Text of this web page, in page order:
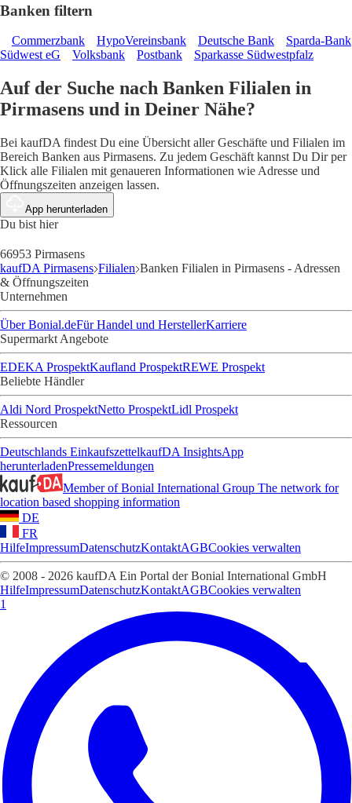
Banken filtern
Commerzbank HypoVereinsbank Deutsche Bank
Sparda-Bank
Südwest eG
Volksbank Postbank Sparkasse Südwestpfalz
Auf der Suche nach Banken Filialen in
Pirmasens und in Deiner Nähe?
Bei kaufDA findest Du eine Übersicht aller Geschäfte und Filialen im
Bereich Banken aus Pirmasens. Zu jedem Geschäft kannst Du Dir per
Klick alle Filialen mit genaueren Informationen wie Adresse und
Öffnungszeiten anzeigen lassen.
App herunterladen
Du bist hier
66953 Pirmasens
kaufDA Pirmasens Filialen Banken Filialen in Pirmasens - Adressen
& Öffnungszeiten
Unternehmen
Über Bonial.deFür Handel und HerstellerKarriere
Supermarkt Angebote
EDEKA ProspektKaufland ProspektREWE Prospekt
Beliebte Händler
Aldi Nord ProspektNetto ProspektLidl Prospekt
Ressourcen
Deutschlands EinkaufszettelkaufDA InsightsApp
herunterladenPressemeldungen
Member of Bonial International Group The network for
location based shopping information
DE
FR
HilfeImpressumDatenschutzKontaktAGBCookies verwalten
© 2008 - 2026 kaufDA Ein Portal der Bonial International GmbH
HilfeImpressumDatenschutzKontaktAGBCookies verwalten
1